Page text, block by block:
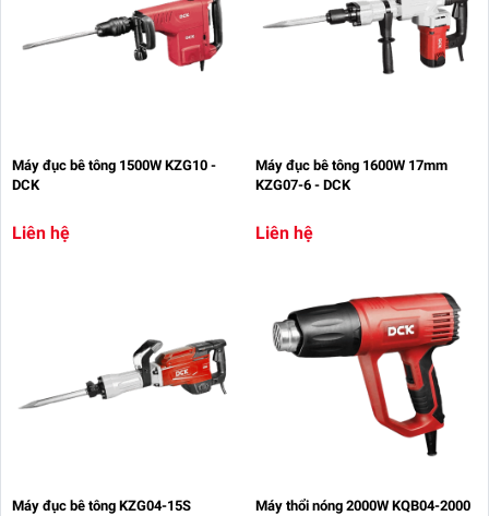
Máy đục bê tông 1500W KZG10 -
DCK
Liên hệ
Máy đục bê tông 1600W 17mm
KZG07-6 - DCK
Liên hệ
Máy đục bê tông KZG04-15S
Máy thổi nóng 2000W KQB04-2000